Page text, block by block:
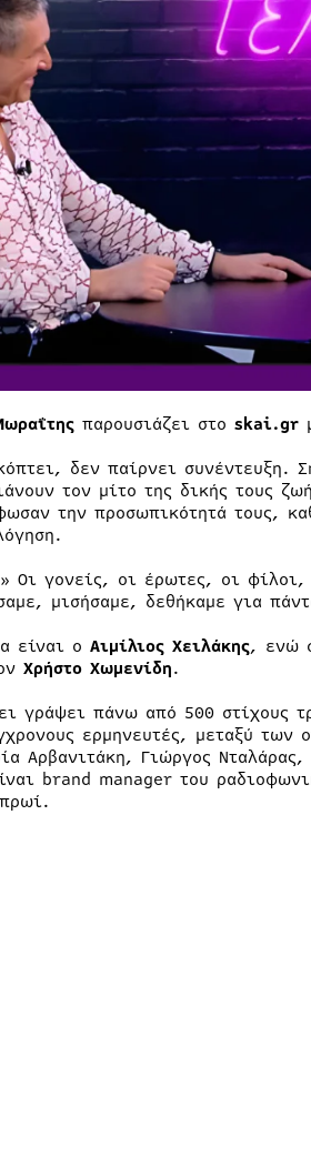
παρουσιάζει στο skai.gr
δεν παίρνει συνέντευξη.
τον μίτο της δικής τους
την προσωπικότητά τους,
Οι γονείς, οι έρωτες, οι
μισήσαμε, δεθήκαμε για
είναι ο Αιμίλιος Χειλάκης, ενώ
Χρήστο Χωμενίδη.
γράψει πάνω από 500 στίχους
ερμηνευτές, μεταξύ
Αρβανιτάκη, Γιώργος
brand manager του